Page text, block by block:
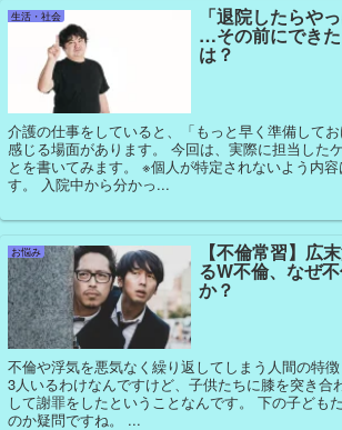
生活・社会 「退院したらや
…その前にでき
は？
介護の仕事をしていると、「もっと早く準備して
感じる場面があります。 今回は、実際に担当した
とを書いてみます。 ※個人が特定されないよう内
す。 入院中から分かっ...
お悩み 【不倫常習】広
るW不倫、なぜ
か？
不倫や浮気を悪気なく繰り返してしまう人間の特
3人いるわけなんですけど、子供たちに膝を突き合
して謝罪をしたということなんです。 下の子ども
のか疑問ですね。 ...